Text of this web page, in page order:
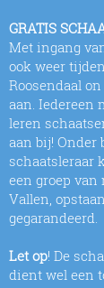
GRATIS
Met ingang
ook weer
Roosendaal
aan. Iedereen
leren
aan bij! Onder
schaatsleraar
een groep van
Vallen,
gegarandeerd.
Let op! De
dient wel een